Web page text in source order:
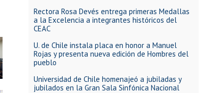
Rectora Rosa Devés entrega primeras Medallas
a la Excelencia a integrantes históricos del
CEAC
U. de Chile instala placa en honor a Manuel
Rojas y presenta nueva edición de Hombres del
pueblo
Universidad de Chile homenajeó a jubiladas y
jubilados en la Gran Sala Sinfónica Nacional